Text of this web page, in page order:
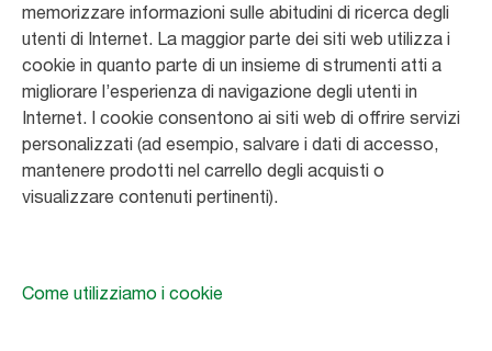
memorizzare informazioni sulle abitudini di ricerca degli
utenti di Internet. La maggior parte dei siti web utilizza i
cookie in quanto parte di un insieme di strumenti atti a
migliorare l’esperienza di navigazione degli utenti in
Internet. I cookie consentono ai siti web di offrire servizi
personalizzati (ad esempio, salvare i dati di accesso,
mantenere prodotti nel carrello degli acquisti o
visualizzare contenuti pertinenti).
Come utilizziamo i cookie